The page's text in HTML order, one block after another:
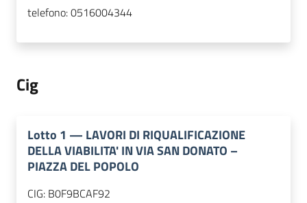
telefono:0516004344
Cig
Lotto 1 — LAVORI DI RIQUALIFICAZIONE
DELLA VIABILITA' IN VIA SAN DONATO –
PIAZZA DEL POPOLO
CIG: B0F9BCAF92